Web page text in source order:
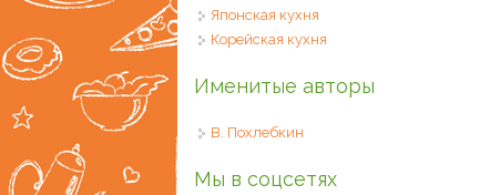
Японская кухня
Корейская кухня
Именитые авторы
В. Похлебкин
Мы в соцсетях